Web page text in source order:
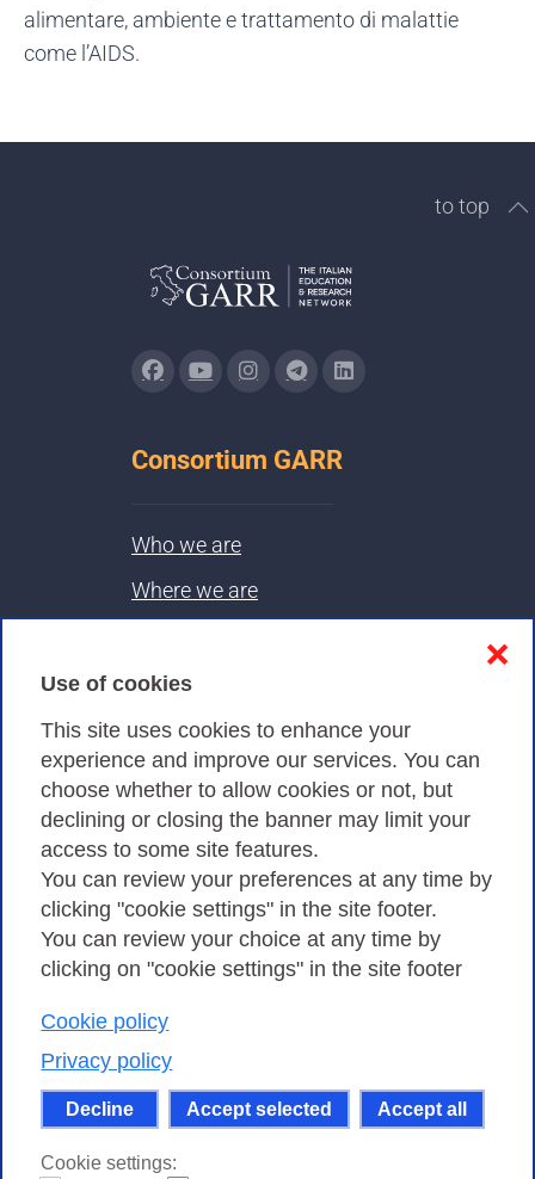
Use of cookies
This site uses cookies to enhance your
experience and improve our services. You can
choose whether to allow cookies or not, but
declining or closing the banner may limit your
access to some site features.
You can review your preferences at any time by
clicking "cookie settings" in the site footer.
You can review your choice at any time by
clicking on "cookie settings" in the site footer
Cookie policy
Privacy policy
Decline Accept selected Accept all
❌
Cookie settings:
alimentare, ambiente e trattamento di malattie
come l’AIDS.
to top
Consortium GARR
Who we are
Where we are
Privacy
Privacy Policy
Cookies Policy
Amministrazione trasparente
Consortium GARR - Via dei Tizii, 6 - 00185 Rome
| Phone 0649622000 - Fax 0649622044 | CF 97284570583 – PI
07577141000 | Recipient Code 7EU9KEU |
Except where otherwise noted, content on this site